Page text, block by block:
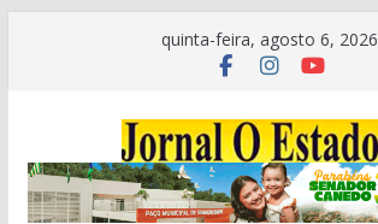
quinta-feira, agosto 6, 2026